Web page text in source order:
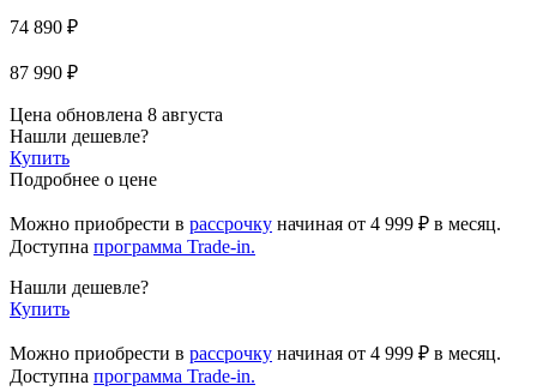
74 890 ₽
87 990 ₽
Цена обновлена 8 августа
Нашли дешевле?
Купить
Подробнее о цене
Можно приобрести в рассрочку начиная от 4 999 ₽ в месяц.
Доступна программа Trade-in.
Нашли дешевле?
Купить
Можно приобрести в рассрочку начиная от 4 999 ₽ в месяц.
Доступна программа Trade-in.